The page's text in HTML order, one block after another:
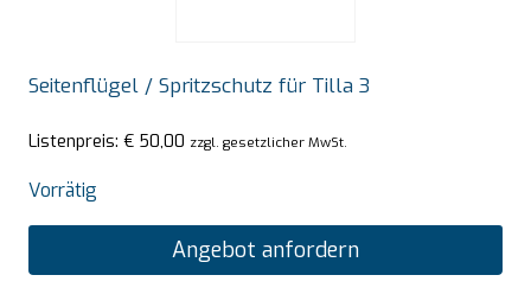
Seitenflügel / Spritzschutz für Tilla 3
Listenpreis: € 50,00 zzgl. gesetzlicher MwSt.
Vorrätig
Angebot anfordern